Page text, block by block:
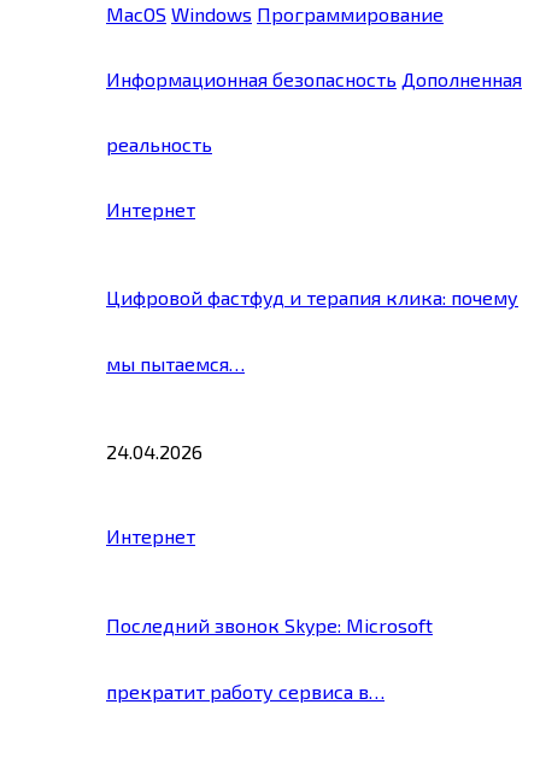
MacOS Windows Программирование
Информационная безопасность Дополненная
реальность
Интернет
Цифровой фастфуд и терапия клика: почему
мы пытаемся…
24.04.2026
Интернет
Последний звонок Skype: Microsoft
прекратит работу сервиса в…